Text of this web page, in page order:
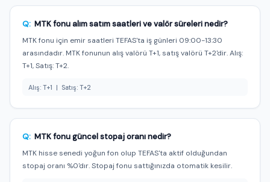
Q: MTK fonu alım satım saatleri ve valör süreleri nedir?
MTK fonu için emir saatleri TEFAS'ta iş günleri 09:00-13:30
arasındadır. MTK fonunun alış valörü T+1, satış valörü T+2'dir. Alış:
T+1, Satış: T+2.
Alış: T+1 | Satış: T+2
Q: MTK fonu güncel stopaj oranı nedir?
MTK hisse senedi yoğun fon olup TEFAS'ta aktif olduğundan
stopaj oranı %0'dır. Stopaj fonu sattığınızda otomatik kesilir.